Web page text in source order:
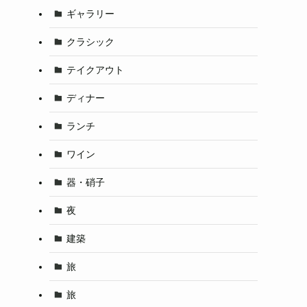
ギャラリー
クラシック
テイクアウト
ディナー
ランチ
ワイン
器・硝子
夜
建築
旅
旅